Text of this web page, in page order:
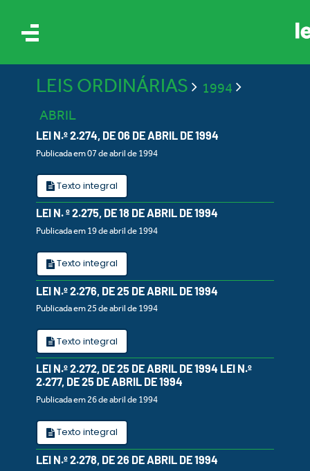
LEIS ORDINÁRIAS
1994
ABRIL
LEI N.º 2.274, DE 06 DE ABRIL DE 1994
Publicada em 07 de abril de 1994
Texto integral
LEI N. º 2.275, DE 18 DE ABRIL DE 1994
Publicada em 19 de abril de 1994
Texto integral
LEI N.º 2.276, DE 25 DE ABRIL DE 1994
Publicada em 25 de abril de 1994
Texto integral
LEI N.º 2.272, DE 25 DE ABRIL DE 1994 LEI N.º
2.277, DE 25 DE ABRIL DE 1994
Publicada em 26 de abril de 1994
Texto integral
LEI N.º 2.278, DE 26 DE ABRIL DE 1994